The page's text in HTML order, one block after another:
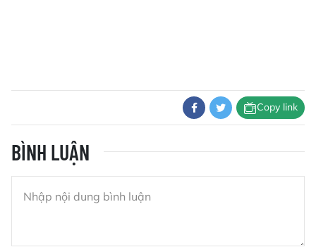
Copy link
BÌNH LUẬN